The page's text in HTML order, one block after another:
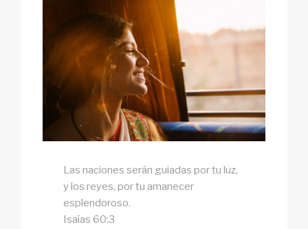
Las naciones serán guiadas por tu luz,
y los reyes, por tu amanecer
esplendoroso.
Isaías 60:3